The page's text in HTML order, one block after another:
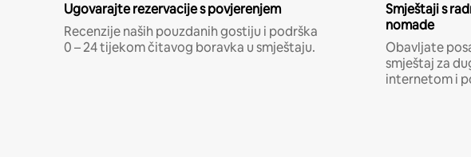
Ugovarajte rezervacije s povjerenjem
Recenzije naših pouzdanih gostiju i podrška
0 – 24 tijekom čitavog boravka u smještaju.
Smještaji s
nomade
Obavljate
smještaj za
internetom i